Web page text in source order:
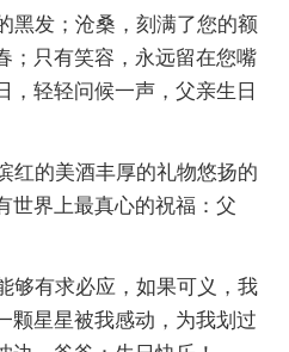
黑发；沧桑，刻满了您的额
；只有笑容，永远留在您嘴
，轻轻问候一声，父亲生日
红的美酒丰厚的礼物悠扬的
世界上最真心的祝福：父
够有求必应，如果可义，我
颗星星被我感动，为我划过